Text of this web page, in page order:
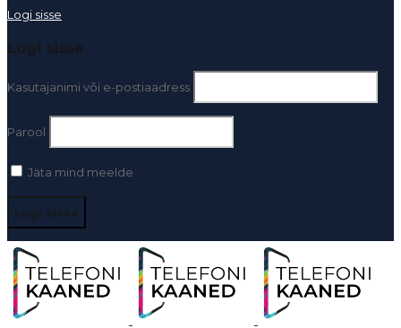
Logi sisse
Logi sisse
Kasutajanimi või e-postiaadress
Parool
Jäta mind meelde